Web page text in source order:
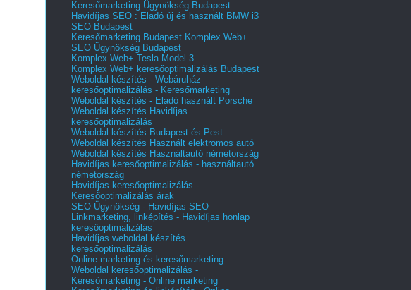
Keresőmarketing Ügynökség Budapest
Havidíjas SEO : Eladó új és használt BMW i3
SEO Budapest
Keresőmarketing Budapest Komplex Web+
SEO Ügynökség Budapest
Komplex Web+ Tesla Model 3
Komplex Web+ keresőoptimalizálás Budapest
Weboldal készítés - Webáruház
keresőoptimalizálás - Keresőmarketing
Weboldal készítés - Eladó használt Porsche
Weboldal készítés Havidíjas
keresőoptimalizálás
Weboldal készítés Budapest és Pest
Weboldal készítés Használt elektromos autó
Weboldal készítés Használtautó németország
Havidíjas keresőoptimalizálás - használtautó
németország
Havidíjas keresőoptimalizálás -
Keresőoptimalizálás árak
SEO Ügynökség - Havidíjas SEO
Linkmarketing, linképítés - Havidíjas honlap
keresőoptimalizálás
Havidíjas weboldal készítés
keresőoptimalizálás
Online marketing és keresőmarketing
Weboldal keresőoptimalizálás -
Keresőmarketing - Online marketing